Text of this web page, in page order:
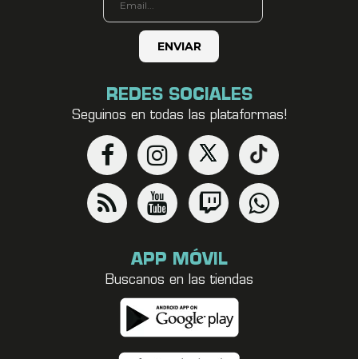
REDES SOCIALES
Seguinos en todas las plataformas!
APP MÓVIL
Buscanos en las tiendas